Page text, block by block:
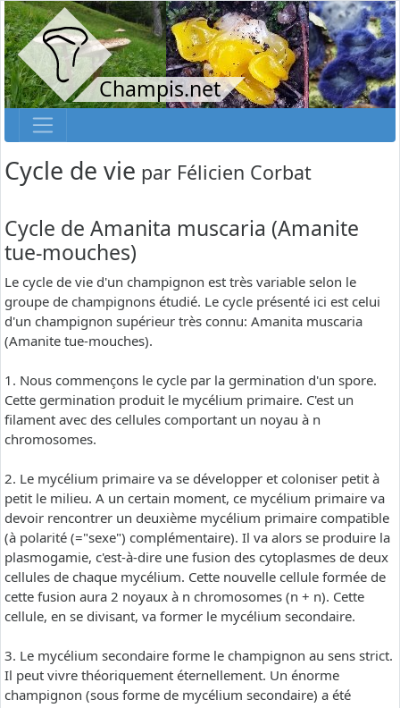
Champis.net
Cycle de vie par Félicien Corbat
Cycle de Amanita muscaria (Amanite
tue-mouches)
Le cycle de vie d'un champignon est très variable selon le
groupe de champignons étudié. Le cycle présenté ici est celui
d'un champignon supérieur très connu: Amanita muscaria
(Amanite tue-mouches).
1. Nous commençons le cycle par la germination d'un spore.
Cette germination produit le mycélium primaire. C'est un
filament avec des cellules comportant un noyau à n
chromosomes.
2. Le mycélium primaire va se développer et coloniser petit à
petit le milieu. A un certain moment, ce mycélium primaire va
devoir rencontrer un deuxième mycélium primaire compatible
(à polarité (="sexe") complémentaire). Il va alors se produire la
plasmogamie, c'est-à-dire une fusion des cytoplasmes de deux
cellules de chaque mycélium. Cette nouvelle cellule formée de
cette fusion aura 2 noyaux à n chromosomes (n + n). Cette
cellule, en se divisant, va former le mycélium secondaire.
3. Le mycélium secondaire forme le champignon au sens strict.
Il peut vivre théoriquement éternellement. Un énorme
champignon (sous forme de mycélium secondaire) a été